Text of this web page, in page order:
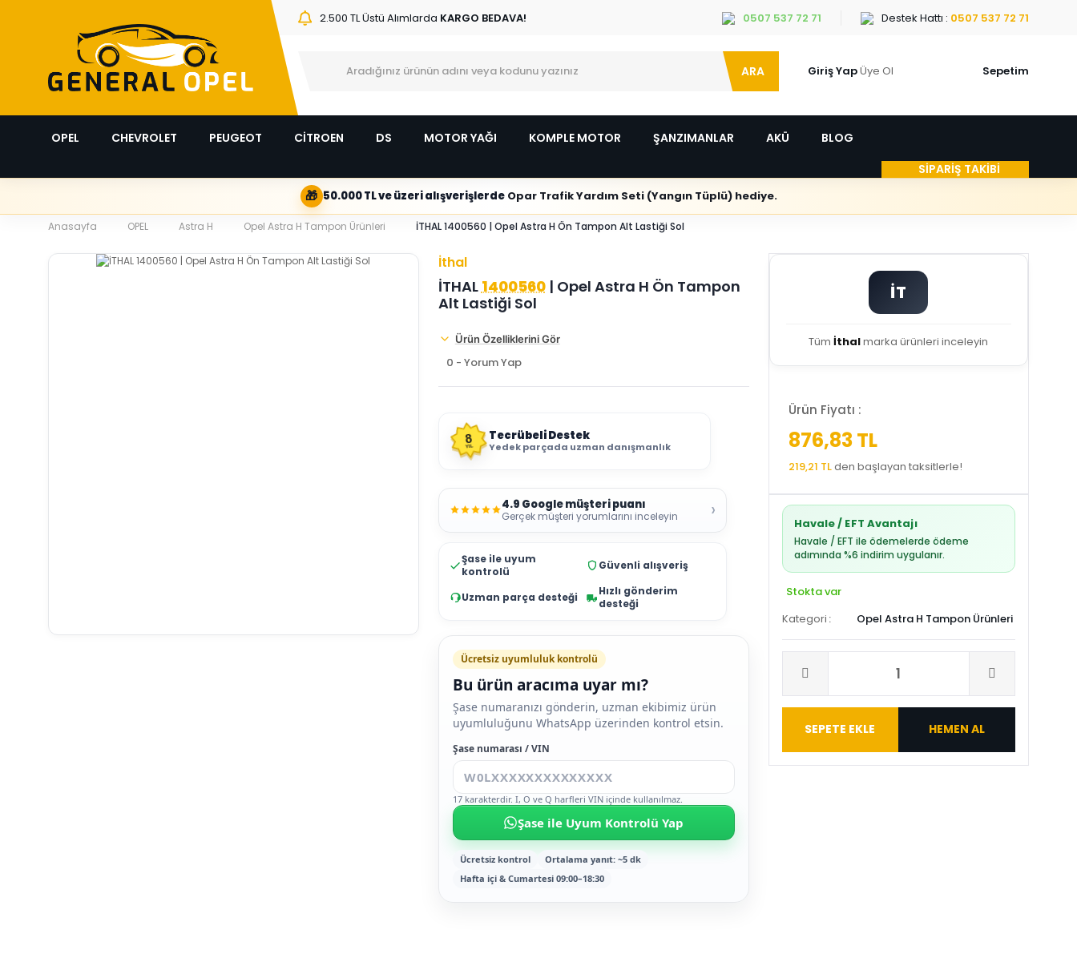
2.500 TL Üstü Alımlarda KARGO BEDAVA! 0507 537 72 71 Destek Hattı : 0507 537 72 71
ARA Giriş YapÜye Ol Sepetim
OPEL CHEVROLET PEUGEOT CİTROEN DS MOTOR YAĞI KOMPLE MOTOR ŞANZIMANLAR AKÜ
BLOG
SİPARİŞ TAKİBİ
🎁 50.000 TL ve üzeri alışverişlerdeOpar Trafik Yardım Seti (Yangın Tüplü) hediye.
Anasayfa OPEL Astra H Opel Astra H Tampon Ürünleri İTHAL 1400560 | Opel Astra H Ön Tampon Alt Lastiği Sol
İthal
İTHAL 1400560| Opel Astra H Ön Tampon
Alt Lastiği Sol
Ürün Özelliklerini Gör
0 - Yorum Yap
8
YIL
Tecrübeli Destek
Yedek parçada uzman danışmanlık
4.9 Google müşteri puanı
Gerçek müşteri yorumlarını inceleyin ›
Şase ile uyum
kontrolü
Güvenli alışveriş
Uzman parça desteği
Hızlı gönderim
desteği
Ücretsiz uyumluluk kontrolü
Bu ürün aracıma uyar mı?
Şase numaranızı gönderin, uzman ekibimiz ürün
uyumluluğunu WhatsApp üzerinden kontrol etsin.
Şase numarası / VIN
17 karakterdir. I, O ve Q harfleri VIN içinde kullanılmaz.
Şase ile Uyum Kontrolü Yap
Ücretsiz kontrol
Ortalama yanıt: ~5 dk
Hafta içi & Cumartesi 09:00–18:30
İT
Tümİthalmarka ürünleri inceleyin
Ürün Fiyatı :
876,83 TL
219,21 TLden başlayan taksitlerle!
Havale / EFT Avantajı
Havale / EFT ile ödemelerde ödeme
adımında %6 indirim uygulanır.
Stokta var
Kategori
Opel Astra H Tampon Ürünleri
SEPETE EKLE HEMEN AL